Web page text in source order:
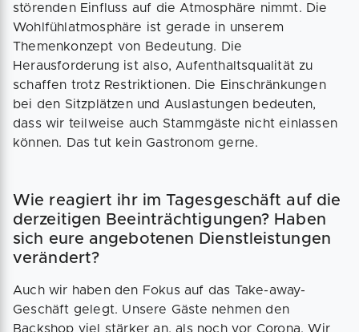
störenden Einfluss auf die Atmosphäre nimmt. Die
Wohlfühlatmosphäre ist gerade in unserem
Themenkonzept von Bedeutung. Die
Herausforderung ist also, Aufenthaltsqualität zu
schaffen trotz Restriktionen. Die Einschränkungen
bei den Sitzplätzen und Auslastungen bedeuten,
dass wir teilweise auch Stammgäste nicht einlassen
können. Das tut kein Gastronom gerne.
Wie reagiert ihr im Tagesgeschäft auf die
derzeitigen Beeinträchtigungen? Haben
sich eure angebotenen Dienstleistungen
verändert?
Auch wir haben den Fokus auf das Take-away-
Geschäft gelegt. Unsere Gäste nehmen den
Backshop viel stärker an, als noch vor Corona. Wir